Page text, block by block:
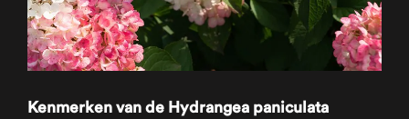
Kenmerken van de Hydrangea paniculata